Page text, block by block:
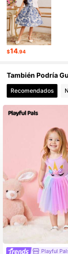
4.93
4.93
4.93
4.93
4.93
$14.94
También Podría
Recomendados
Playful